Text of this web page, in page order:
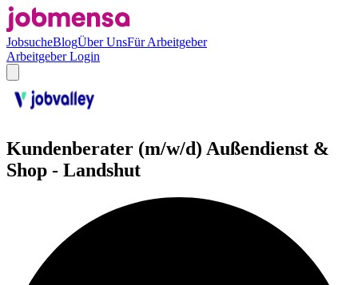
JobsucheBlogÜber UnsFür Arbeitgeber
Arbeitgeber Login
Kundenberater (m/w/d) Außendienst &
Shop - Landshut